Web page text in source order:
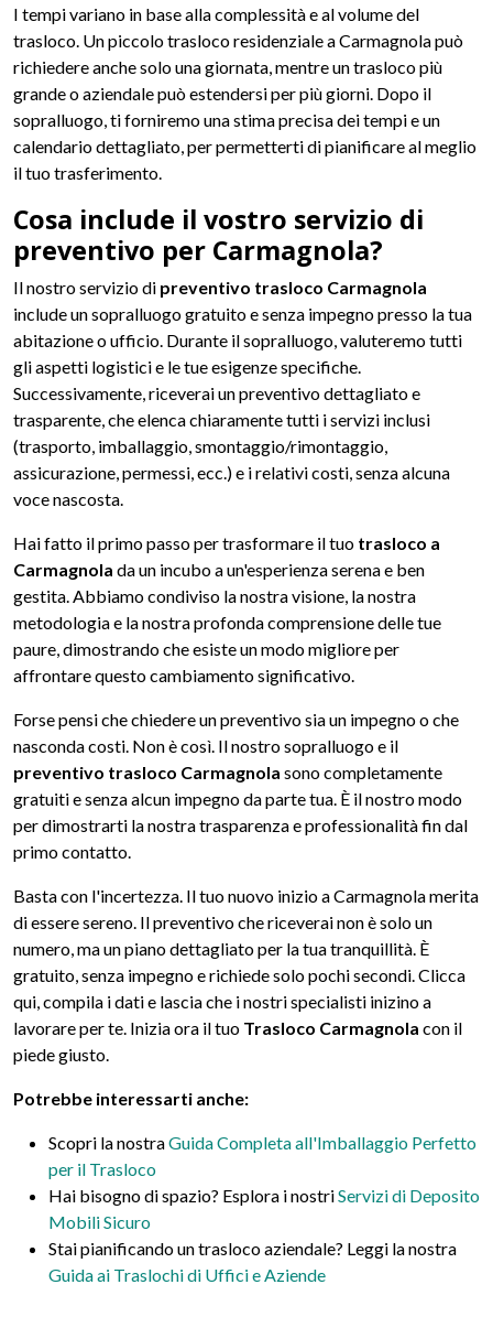
I tempi variano in base alla complessità e al volume del
trasloco. Un piccolo trasloco residenziale a Carmagnola può
richiedere anche solo una giornata, mentre un trasloco più
grande o aziendale può estendersi per più giorni. Dopo il
sopralluogo, ti forniremo una stima precisa dei tempi e un
calendario dettagliato, per permetterti di pianificare al meglio
il tuo trasferimento.
Cosa include il vostro servizio di
preventivo per Carmagnola?
Il nostro servizio di preventivo trasloco Carmagnola
include un sopralluogo gratuito e senza impegno presso la tua
abitazione o ufficio. Durante il sopralluogo, valuteremo tutti
gli aspetti logistici e le tue esigenze specifiche.
Successivamente, riceverai un preventivo dettagliato e
trasparente, che elenca chiaramente tutti i servizi inclusi
(trasporto, imballaggio, smontaggio/rimontaggio,
assicurazione, permessi, ecc.) e i relativi costi, senza alcuna
voce nascosta.
Hai fatto il primo passo per trasformare il tuo trasloco a
Carmagnola da un incubo a un'esperienza serena e ben
gestita. Abbiamo condiviso la nostra visione, la nostra
metodologia e la nostra profonda comprensione delle tue
paure, dimostrando che esiste un modo migliore per
affrontare questo cambiamento significativo.
Forse pensi che chiedere un preventivo sia un impegno o che
nasconda costi. Non è così. Il nostro sopralluogo e il
preventivo trasloco Carmagnola sono completamente
gratuiti e senza alcun impegno da parte tua. È il nostro modo
per dimostrarti la nostra trasparenza e professionalità fin dal
primo contatto.
Basta con l'incertezza. Il tuo nuovo inizio a Carmagnola merita
di essere sereno. Il preventivo che riceverai non è solo un
numero, ma un piano dettagliato per la tua tranquillità. È
gratuito, senza impegno e richiede solo pochi secondi. Clicca
qui, compila i dati e lascia che i nostri specialisti inizino a
lavorare per te. Inizia ora il tuo Trasloco Carmagnola con il
piede giusto.
Potrebbe interessarti anche:
Scopri la nostraGuida Completa all'Imballaggio Perfetto
per il Trasloco
Hai bisogno di spazio? Esplora i nostriServizi di Deposito
Mobili Sicuro
Stai pianificando un trasloco aziendale? Leggi la nostra
Guida ai Traslochi di Uffici e Aziende